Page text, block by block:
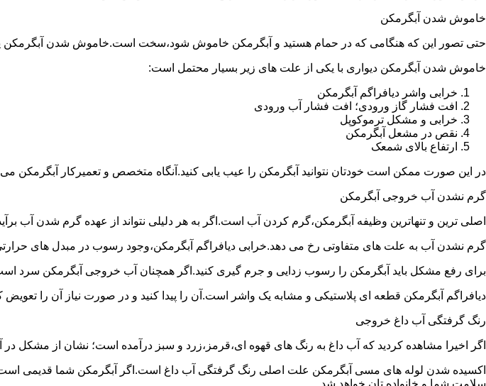
خاموش شدن آبگرمکن
حتی تصور این که هنگامی که در حمام هستید و آبگرمکن خاموش شود،سخت است.خاموش شدن آبگرمکن
خاموش شدن آبگرمکن دیواری با یکی از علت های زیر بسیار محتمل است:
خرابی واشر دیافراگم آبگرمکن
افت فشار گاز ورودی؛ افت فشار آب ورودی
خرابی و مشکل ترموکوپل
نقص در مشعل آبگرمکن
ارتفاع بالای شمعک
در این صورت ممکن است خودتان نتوانید آبگرمکن را عیب یابی کنید.آنگاه متخصص و تعمیرکار آبگرمکن
گرم نشدن آب خروجی آبگرمکن
اصلی ترین و تنهاترین وظیفه آبگرمکن،گرم کردن آب است.اگر به هر دلیلی نتواند از عهده گرم شدن آب
گرم نشدن آب به علت های متفاوتی رخ می دهد.خرابی دیافراگم آبگرمکن،وجود رسوب در مبدل های
برای رفع مشکل باید آبگرمکن را رسوب زدایی و جرم گیری کنید.اگر همچنان آب خروجی آبگرمکن سرد است؛
دیافراگم آبگرمکن قطعه ای پلاستیکی و مشابه یک واشر است.آن را پیدا کنید و در صورت نیاز آن را تعویض
رنگ گرفتگی آب داغ خروجی
اگر اخیرا مشاهده کردید که آب داغ به رنگ های قهوه ای،قرمز،زرد و سبز درآمده است؛ نشان از مشکل
اکسیده شدن لوله های مسی آبگرمکن علت اصلی رنگ گرفتگی آب داغ است.اگر آبگرمکن شما قدیمی
سلامت شما و خانواده تان خواهد شد.